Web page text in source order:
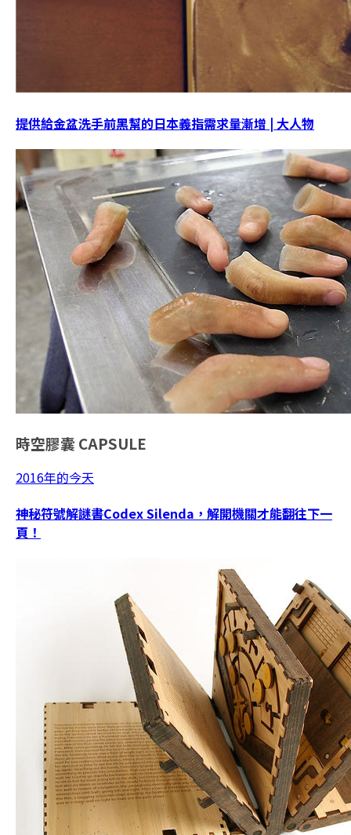
提供給金盆洗手前黑幫的日本義指需求量漸增 | 大人物
時空膠囊 CAPSULE
2016年的今天
神秘符號解謎書Codex Silenda，解開機關才能翻往下一
頁！